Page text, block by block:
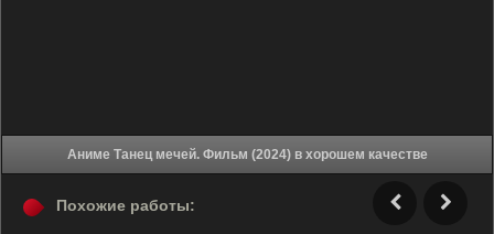
Аниме Танец мечей. Фильм (2024) в хорошем качестве
Похожие работы: